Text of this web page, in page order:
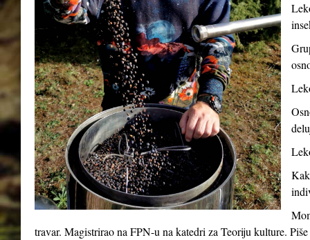
travar. Magistrirao na FPN-u na katedri za Teoriju kulture.